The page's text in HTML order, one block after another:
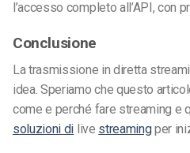
l’accesso completo all’API, con
Conclusione
La trasmissione in diretta
idea. Speriamo che questo
come e perché fare streaming e
soluzioni di live streamingper